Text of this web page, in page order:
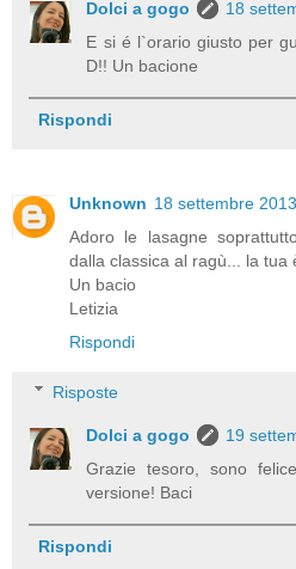
Dolci a gogo
18
E si é l`orario giusto per
D!! Un bacione
Rispondi
Unknown 18 settembre
Adoro le lasagne
dalla classica al ragù... la tua
Un bacio
Letizia
Rispondi
Risposte
Dolci a gogo
19
Grazie tesoro, sono
versione! Baci
Rispondi